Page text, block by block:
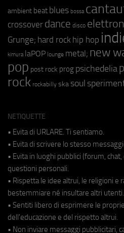
ambient beat blues bossa
crossover dance disco
Grunge; hard rock hip hop
kimura laPOP lounge metal; new
pop post rock prog psichedelia
rock rockabilly ska soul
NETIQUETTE
• Evita di URLARE. Ti sentiamo.
• Evita di scrivere lo stesso
• Evita in luoghi pubblici (forum,
questioni personali.
• Rispetta le idee altrui, le religioni e
bestemmiare né insultare altri utenti.
• Sentiti libero di esprimere le
dell'educazione e del rispetto altrui.
• Non inviare messaggi pubblicitari,